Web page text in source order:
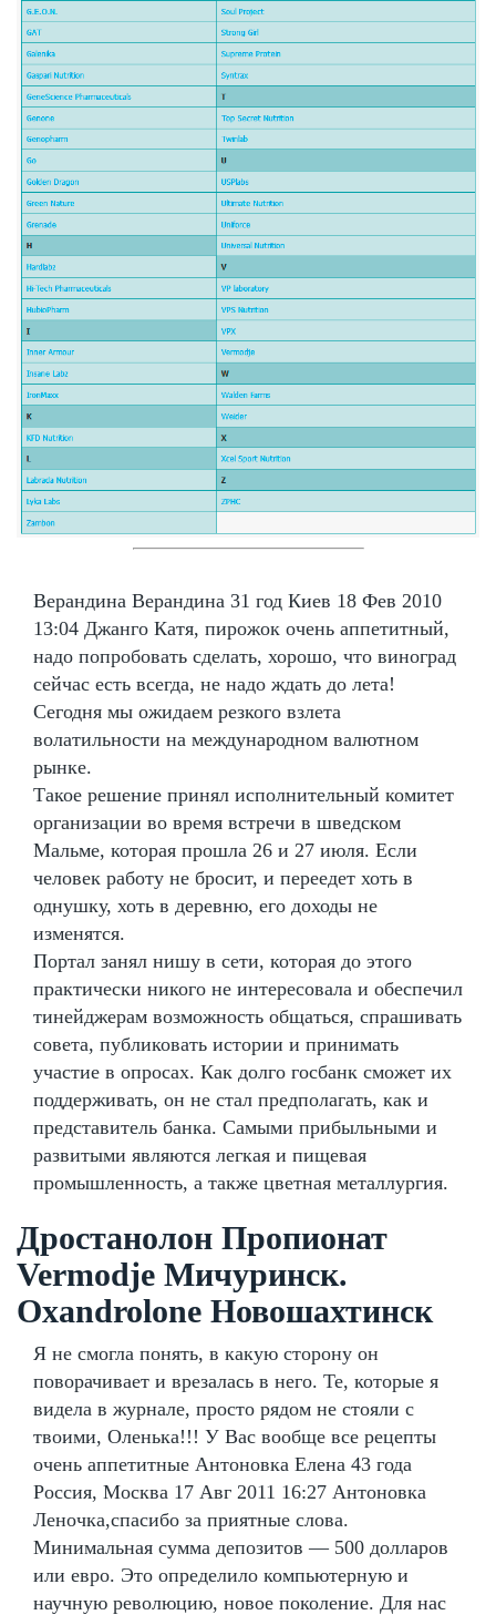
Верандина Верандина 31 год Киев 18 Фев 2010
13:04 Джанго Катя, пирожок очень аппетитный,
надо попробовать сделать, хорошо, что виноград
сейчас есть всегда, не надо ждать до лета!
Сегодня мы ожидаем резкого взлета
волатильности на международном валютном
рынке.
Такое решение принял исполнительный комитет
организации во время встречи в шведском
Мальме, которая прошла 26 и 27 июля. Если
человек работу не бросит, и переедет хоть в
однушку, хоть в деревню, его доходы не
изменятся.
Портал занял нишу в сети, которая до этого
практически никого не интересовала и обеспечил
тинейджерам возможность общаться, спрашивать
совета, публиковать истории и принимать
участие в опросах. Как долго госбанк сможет их
поддерживать, он не стал предполагать, как и
представитель банка. Самыми прибыльными и
развитыми являются легкая и пищевая
промышленность, а также цветная металлургия.
Дростанолон Пропионат
Vermodje Мичуринск.
Oxandrolone Новошахтинск
Я не смогла понять, в какую сторону он
поворачивает и врезалась в него. Те, которые я
видела в журнале, просто рядом не стояли с
твоими, Оленька!!! У Вас вообще все рецепты
очень аппетитные Антоновка Елена 43 года
Россия, Москва 17 Авг 2011 16:27 Антоновка
Леночка,спасибо за приятные слова.
Минимальная сумма депозитов — 500 долларов
или евро. Это определило компьютерную и
научную революцию, новое поколение. Для нас